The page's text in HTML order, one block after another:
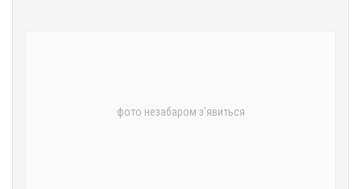
фото незабаром з'явиться